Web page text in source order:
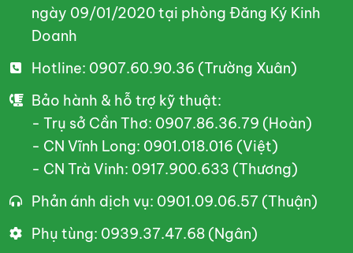
ngày 09/01/2020 tại phòng Đăng Ký Kinh
Doanh
Hotline: 0907.60.90.36 (Trường Xuân)
Bảo hành & hỗ trợ kỹ thuật:
- Trụ sở Cần Thơ: 0907.86.36.79 (Hoàn)
- CN Vĩnh Long: 0901.018.016 (Việt)
- CN Trà Vinh: 0917.900.633 (Thương)
Phản ánh dịch vụ: 0901.09.06.57 (Thuận)
Phụ tùng: 0939.37.47.68 (Ngân)